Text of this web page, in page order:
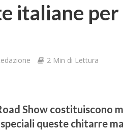
italiane per
2 Min di Lettura
Show costituiscono
queste chitarre